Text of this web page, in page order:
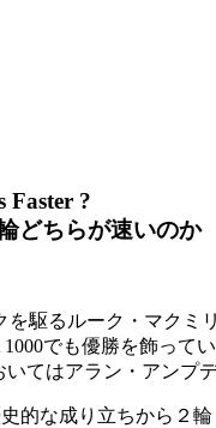
Faster ?
どちらが速いのか
駆るルーク・マクミ
でも優勝を飾って
いてはアラン・アンプ
的な成り立ちから２